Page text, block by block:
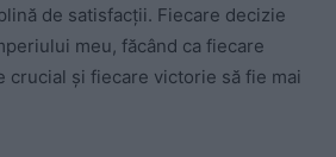
de satisfacții. Fiecare decizie
meu, făcând ca fiecare
crucial și fiecare victorie să fie mai